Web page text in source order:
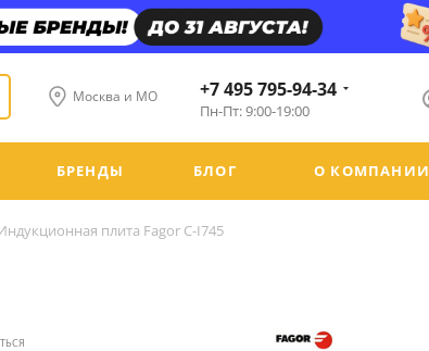
Москва и МО +7 495 795-94-34
Пн-Пт: 9:00-19:00
БРЕНДЫ БЛОГ О КОМПАНИИ
плита Fagor C-I745